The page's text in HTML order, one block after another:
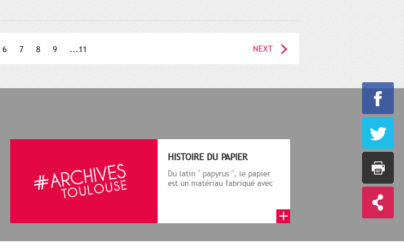
6 7 8 9 ...11 NEXT
HISTOIRE DU PAPIER
Du latin " papyrus ", le papier
est un matériau fabriqué avec